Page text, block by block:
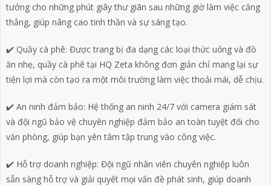
tưởng cho những phút giây thư giãn sau những giờ làm việc căng
thẳng, giúp nâng cao tinh thần và sự sáng tạo.
✔️ Quầy cà phê: Được trang bị đa dạng các loại thức uống và đồ
ăn nhẹ, quầy cà phê tại HQ Zeta không đơn giản chỉ mang lại sự
tiện lợi mà còn tạo ra một môi trường làm việc thoải mái, dễ chịu.
✔️ An ninh đảm bảo: Hệ thống an ninh 24/7 với camera giám sát
và đội ngũ bảo vệ chuyên nghiệp đảm bảo an toàn tuyệt đối cho
văn phòng, giúp bạn yên tâm tập trung vào công việc.
✔️ Hỗ trợ doanh nghiệp: Đội ngũ nhân viên chuyên nghiệp luôn
sẵn sàng hỗ trợ và giải quyết mọi vấn đề phát sinh, giúp doanh